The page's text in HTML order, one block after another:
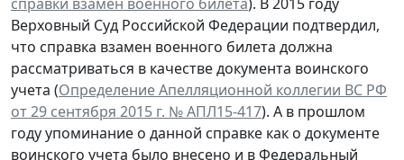
Верховный Суд Российской Федерации подтвердил,
что справка взамен военного билета должна
рассматриваться в качестве документа воинского
учета (Определение Апелляционной коллегии ВС РФ
от 29 сентября 2015 г. № АПЛ15-417). А в прошлом
году упоминание о данной справке как о документе
воинского учета было внесено и в Федеральный